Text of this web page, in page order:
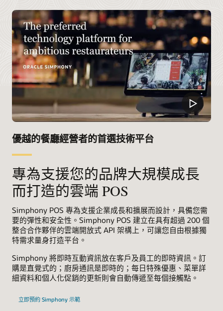
優越的餐廳經營者的首選技術平台
專為支援您的品牌大規模成長
而打造的雲端 POS
Simphony POS 專為支援企業成長和擴展而設計，具備您需
要的彈性和安全性。Simphony POS 建立在具有超過 200 個
整合合作夥伴的雲端開放式 API 架構上，可讓您自由根據獨
特需求量身打造平台。
Simphony 將即時互動資訊放在客戶及員工的即時資訊。訂
購是直覺式的；廚房通訊是即時的；每日特殊優惠、菜單詳
細資料和個人化促銷的更新則會自動傳遞至每個接觸點。
立即預約 Simphony 示範